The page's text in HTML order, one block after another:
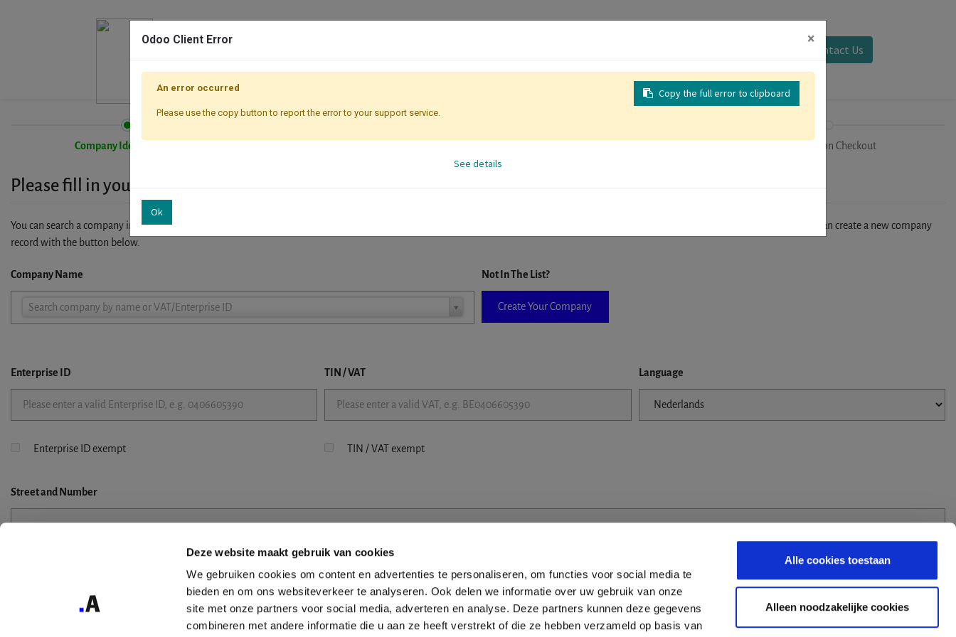
Deze website maakt gebruik van cookies
We gebruiken cookies om content en advertenties te personaliseren, om functies voor social media te
bieden en om ons websiteverkeer te analyseren. Ook delen we informatie over uw gebruik van onze
site met onze partners voor social media, adverteren en analyse. Deze partners kunnen deze gegevens
combineren met andere informatie die u aan ze heeft verstrekt of die ze hebben verzameld op basis van
Alle cookies toestaan
Alleen noodzakelijke cookies
Contact Us
Company Identification Registration Checkout
Please fill in your company details
You can search a company in our database by name, VAT or enterprise ID. When a company is selected it will auto-complete the form. If you don't find your company in our database, you can create a new company
record with the button below.
Company Name
Search company by name or VAT/Enterprise ID
Company
Not In The List?
Create Your Company
Enterprise ID TIN / VAT Language
Enterprise ID exempt TIN / VAT exempt
Streetand Number
Odoo Client Error ×
Copy the full error to clipboard
An error occurred
Please use the copy button to report the error to your support service.
See details
Ok